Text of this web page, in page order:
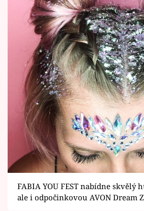
FABIA YOU FEST nabídne skvělý
ale i odpočinkovou AVON Dream